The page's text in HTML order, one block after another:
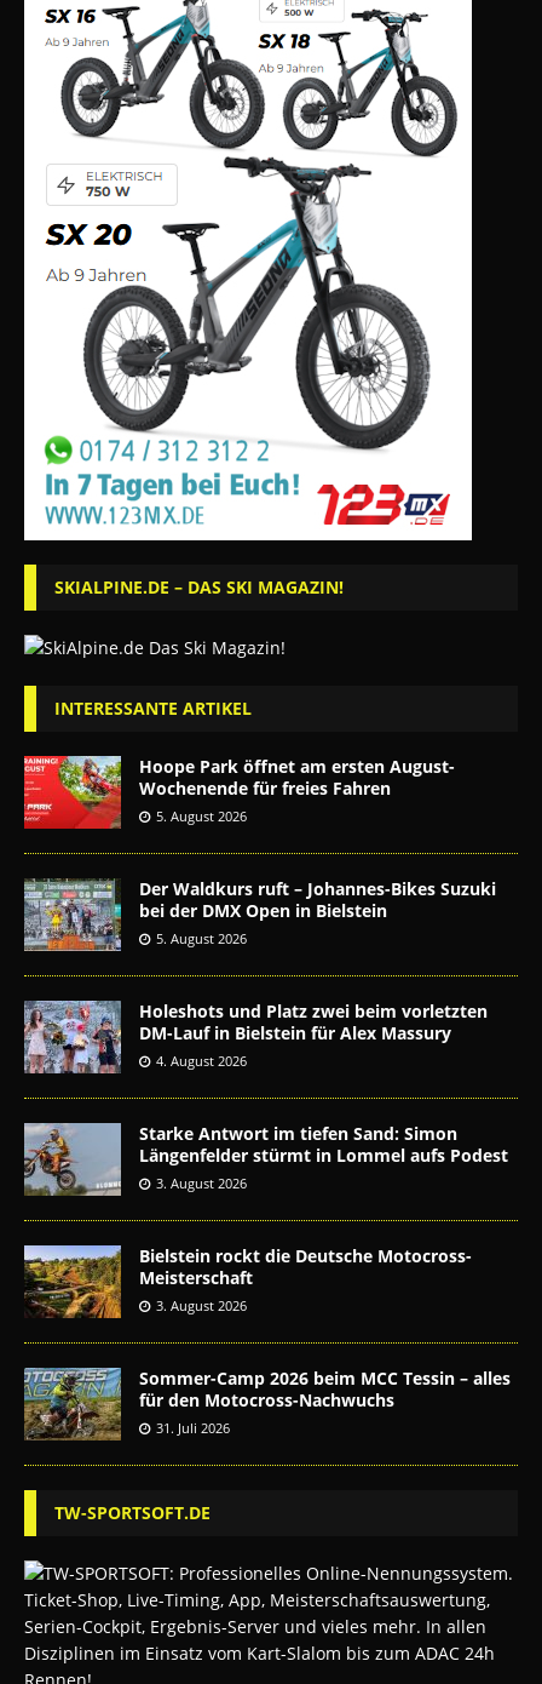
SKIALPINE.DE – DAS SKI MAGAZIN!
INTERESSANTE ARTIKEL
Hoope Park öffnet am ersten August-
Wochenende für freies Fahren
5. August 2026
Der Waldkurs ruft – Johannes-Bikes Suzuki
bei der DMX Open in Bielstein
5. August 2026
Holeshots und Platz zwei beim vorletzten
DM-Lauf in Bielstein für Alex Massury
4. August 2026
Starke Antwort im tiefen Sand: Simon
Längenfelder stürmt in Lommel aufs Podest
3. August 2026
Bielstein rockt die Deutsche Motocross-
Meisterschaft
3. August 2026
Sommer-Camp 2026 beim MCC Tessin – alles
für den Motocross-Nachwuchs
31. Juli 2026
TW-SPORTSOFT.DE